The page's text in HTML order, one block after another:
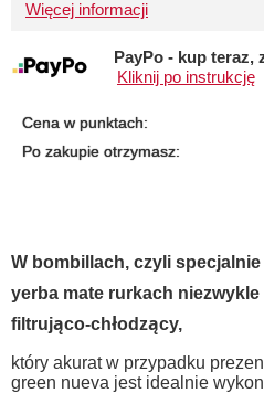
Więcej informacji
PayPo - kup teraz,
Kliknij po instrukcję
Cena w punktach:
Po zakupie otrzymasz:
W bombillach, czyli
yerba mate rurkach
filtrująco-chłodzący,
który akurat w przypadku
green nueva jest idealnie